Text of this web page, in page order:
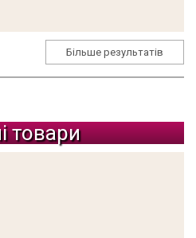
Більше результатів
товари